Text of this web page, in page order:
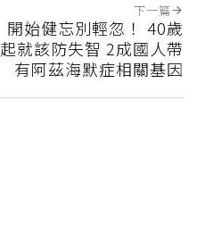
下一篇
開始健忘別輕忽！ 40歲
起就該防失智 2成國人帶
有阿茲海默症相關基因